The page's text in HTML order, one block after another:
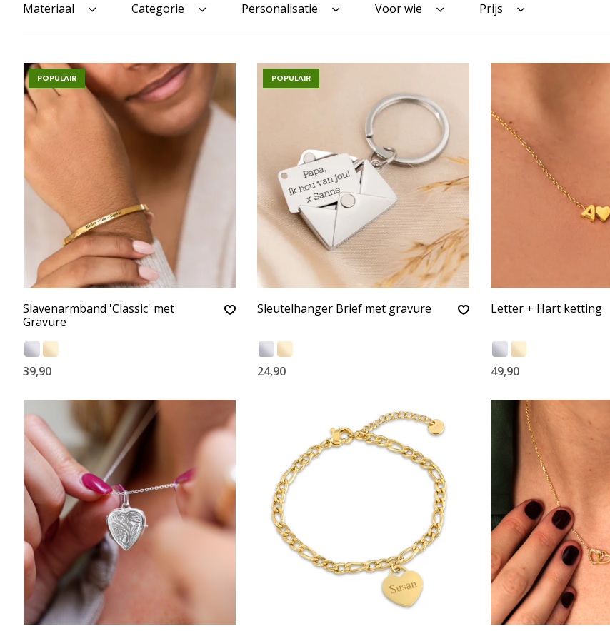
Materiaal Categorie Personalisatie Voor wie Prijs
POPULAIR
Slavenarmband 'Classic' met
Gravure
39,90
POPULAIR
Sleutelhanger Brief met gravure
24,90
Letter + Hart ketting
49,90